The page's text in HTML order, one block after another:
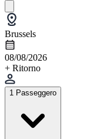
Brussels
08/08/2026
+ Ritorno
1 Passeggero